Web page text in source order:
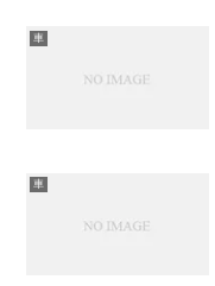
車
車